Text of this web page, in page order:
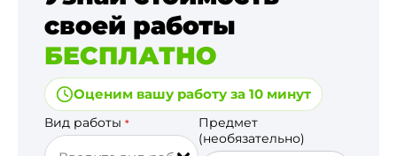
своей работы
БЕСПЛАТНО
Оценим вашу работу за 10 минут
Вид работы *
Предмет
(необязательно)